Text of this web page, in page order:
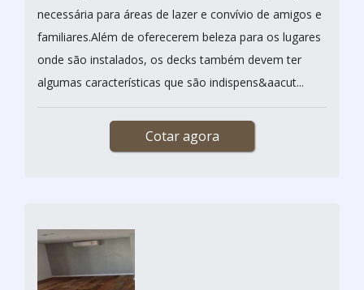
necessária para áreas de lazer e convívio de amigos e
familiares.Além de oferecerem beleza para os lugares
onde são instalados, os decks também devem ter
algumas características que são indispens&aacut...
Cotar agora